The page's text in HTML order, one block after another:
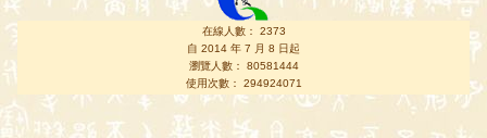
在線人數： 2373
自 2014 年 7 月 8 日起
瀏覽人數： 80581444
使用次數： 294924071